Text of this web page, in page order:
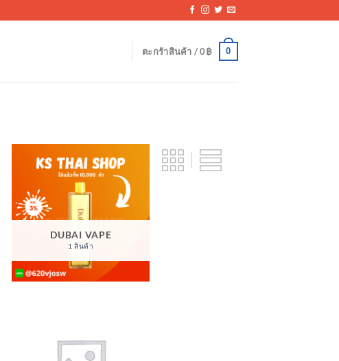
ตะกร้าสินค้า /0฿ 0
DUBAI VAPE
1 สินค้า